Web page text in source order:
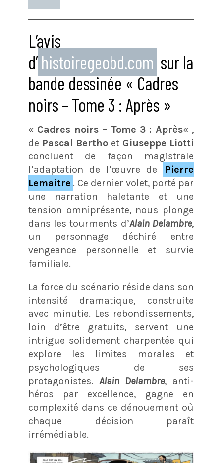
L’avis
d’ histoiregeobd.com sur la
bande dessinée « Cadres
noirs – Tome 3 : Après »
« Cadres noirs – Tome 3 : Après« ,
de Pascal Berthoet Giuseppe Liotti
concluent de façon magistrale
l’adaptation de l’œuvre de
Pierre
Lemaitre . Ce dernier volet, porté par
une narration haletante et une
tension omniprésente, nous plonge
dans les tourments d’Alain Delambre,
un personnage déchiré entre
vengeance personnelle et survie
familiale.
La force du scénario réside dans son
intensité dramatique, construite
avec minutie. Les rebondissements,
loin d’être gratuits, servent une
intrigue solidement charpentée qui
explore les limites morales et
psychologiques de ses
protagonistes. Alain Delambre, anti-
héros par excellence, gagne en
complexité dans ce dénouement où
chaque décision paraît
irrémédiable.